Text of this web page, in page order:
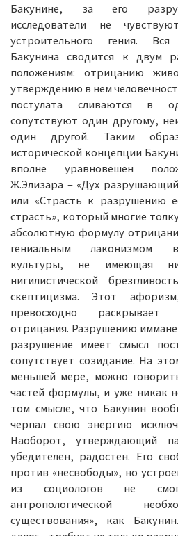
Бакунине, за его
исследователи не
устроительного гения.
Бакунина сводится к двум
положениям: отрицанию
утверждению в нем
постулата сливаются в
сопутствуют один другому,
один другой. Таким
исторической концепции
вполне уравновешен
Ж.Элизара – «Дух
или «Страсть к разрушению
страсть», который многие
абсолютную формулу
гениальным лаконизмом
культуры, не имеющая
нигилистической
скептицизма. Этот
превосходно раскрывает
отрицания. Разрушению
разрушение имеет смысл
сопутствует созидание. На
меньшей мере, можно
частей формулы, и уже никак
том смысле, что Бакунин
черпал свою энергию
Наоборот, утверждающий
убедителен, радостен. Его
против «несвободы», но
из социологов не
антропологической
существования», как